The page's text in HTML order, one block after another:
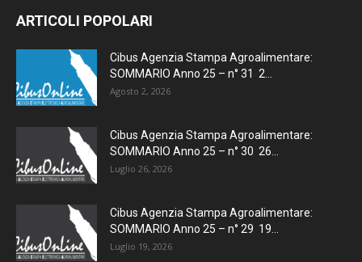
ARTICOLI POPOLARI
Cibus Agenzia Stampa Agroalimentare:
SOMMARIO Anno 25 – n° 31 2...
Agosto 2, 2026
Cibus Agenzia Stampa Agroalimentare:
SOMMARIO Anno 25 – n° 30 26...
Luglio 26, 2026
Cibus Agenzia Stampa Agroalimentare:
SOMMARIO Anno 25 – n° 29 19...
Luglio 19, 2026